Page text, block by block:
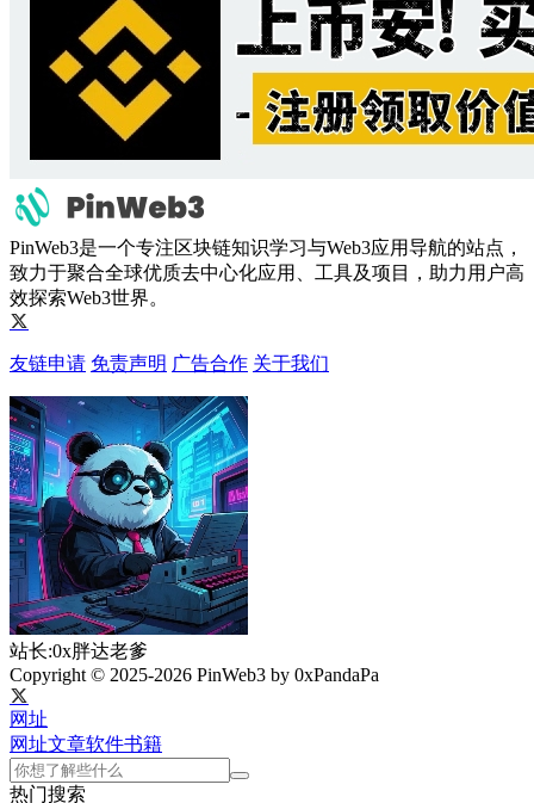
PinWeb3是一个专注区块链知识学习与Web3应用导航的站点，
致力于聚合全球优质去中心化应用、工具及项目，助力用户高
效探索Web3世界。
友链申请 免责声明 广告合作 关于我们
站长:0x胖达老爹
Copyright © 2025-2026 PinWeb3 by 0xPandaPa
网址
网址文章软件书籍
热门搜索